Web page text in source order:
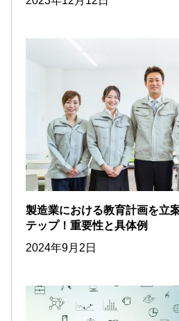
製造業における教育計画を立
テップ！重要性と具体例
2024年9月2日